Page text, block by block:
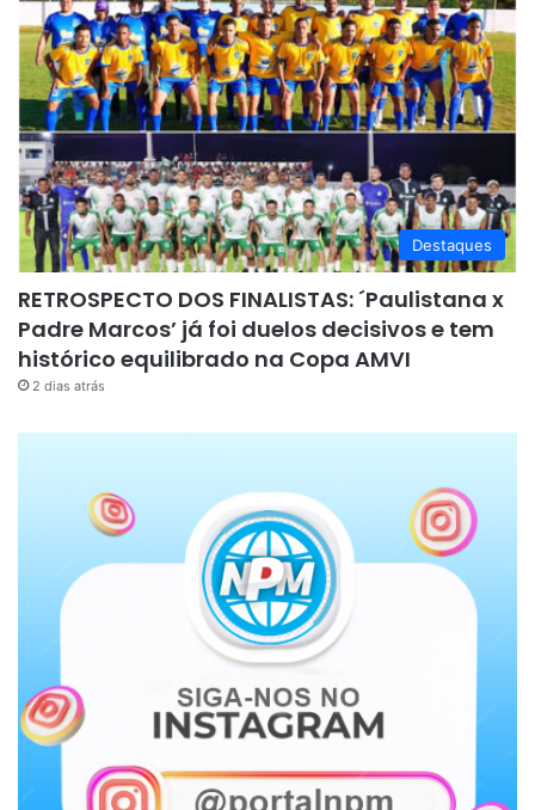
Destaques
RETROSPECTO DOS FINALISTAS: ´Paulistana x
Padre Marcos’ já foi duelos decisivos e tem
histórico equilibrado na Copa AMVI
2 dias atrás